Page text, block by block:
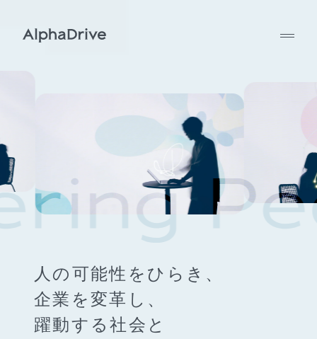
人の可能性をひらき、
企業を変革し、
躍動する社会と